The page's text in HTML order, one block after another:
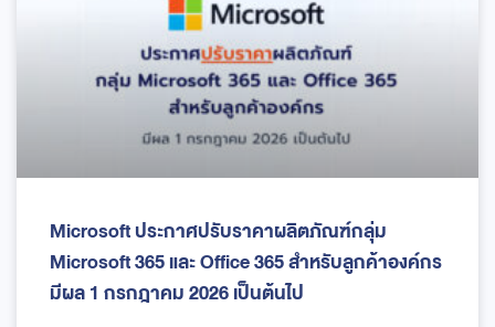
Microsoft ประกาศปรับราคาผลิตภัณฑ์กลุ่ม
Microsoft 365 และ Office 365 สำหรับลูกค้าองค์กร
มีผล 1 กรกฎาคม 2026 เป็นต้นไป